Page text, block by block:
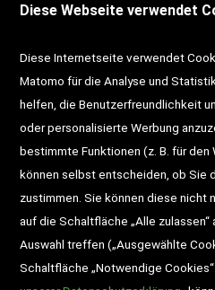
Newsletter
Veranstaltungen
Diese Webseite verwendet
Diese Internetseite verwendet
Matomo für die Analyse und
helfen, die Benutzerfreundlichkeit
oder personalisierte Werbung
bestimmte Funktionen (z. B. für
können selbst entscheiden, ob Sie
zustimmen. Sie können diese nicht
auf die Schaltfläche „Alle
Auswahl treffen („Ausgewählte
Schaltfläche „Notwendige Cookies“